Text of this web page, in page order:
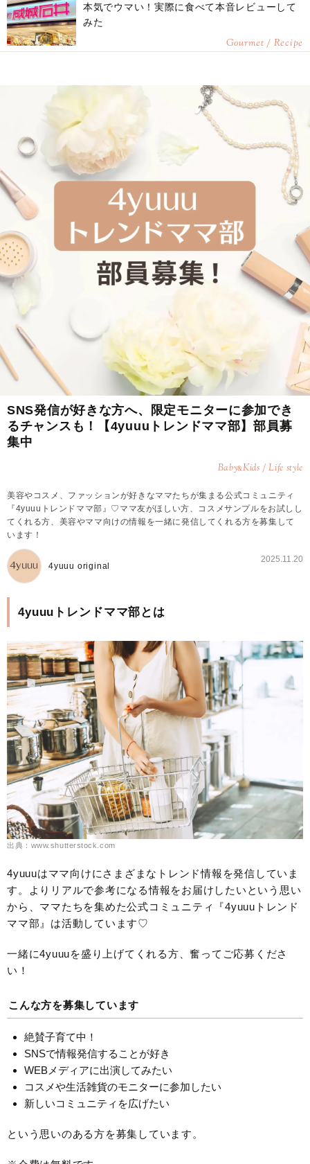
本気でウマい！実際に食べて本音レビューして
みた
Gourmet / Recipe
SNS発信が好きな方へ、限定モニターに参加でき
るチャンスも！【4yuuuトレンドママ部】部員募
集中
Baby&Kids / Life style
美容やコスメ、ファッションが好きなママたちが集まる公式コミュニティ
『4yuuuトレンドママ部』♡ママ友がほしい方、コスメサンプルをお試しし
てくれる方、美容やママ向けの情報を一緒に発信してくれる方を募集して
います！
4yuuu original
2025.11.20
4yuuuトレンドママ部とは
出典：www.shutterstock.com
4yuuuはママ向けにさまざまなトレンド情報を発信していま
す。よりリアルで参考になる情報をお届けしたいという思い
から、ママたちを集めた公式コミュニティ『4yuuuトレンド
ママ部』は活動しています♡
一緒に4yuuuを盛り上げてくれる方、奮ってご応募くださ
い！
こんな方を募集しています
絶賛子育て中！
SNSで情報発信することが好き
WEBメディアに出演してみたい
コスメや生活雑貨のモニターに参加したい
新しいコミュニティを広げたい
という思いのある方を募集しています。